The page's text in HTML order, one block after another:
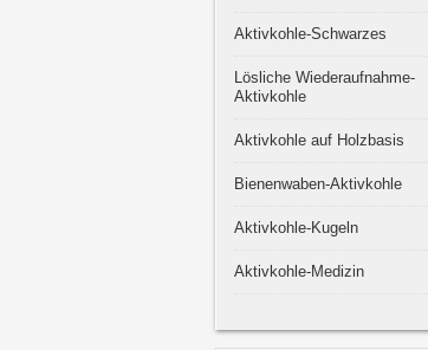
Aktivkohle-Schwarzes
Lösliche Wiederaufnahme-
Aktivkohle
Aktivkohle auf Holzbasis
Bienenwaben-Aktivkohle
Aktivkohle-Kugeln
Aktivkohle-Medizin